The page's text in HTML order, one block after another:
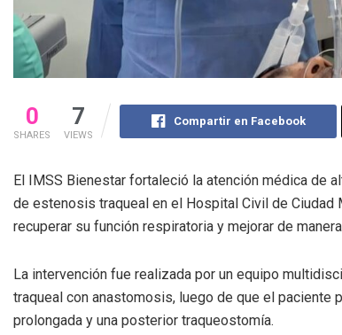
0
SHARES
7
VIEWS
Compartir en Facebook
El IMSS Bienestar fortaleció la atención médica de
de estenosis traqueal en el Hospital Civil de
recuperar su función respiratoria y mejorar de
La intervención fue realizada por un equipo
traqueal con anastomosis, luego de que el
prolongada y una posterior traqueostomía.